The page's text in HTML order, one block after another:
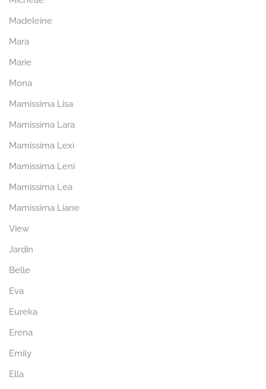
Madeleine
Mara
Marie
Mona
Mamissima Lisa
Mamissima Lara
Mamissima Lexi
Mamissima Leni
Mamissima Lea
Mamissima Liane
View
Jardin
Belle
Eva
Eureka
Erena
Emily
Ella